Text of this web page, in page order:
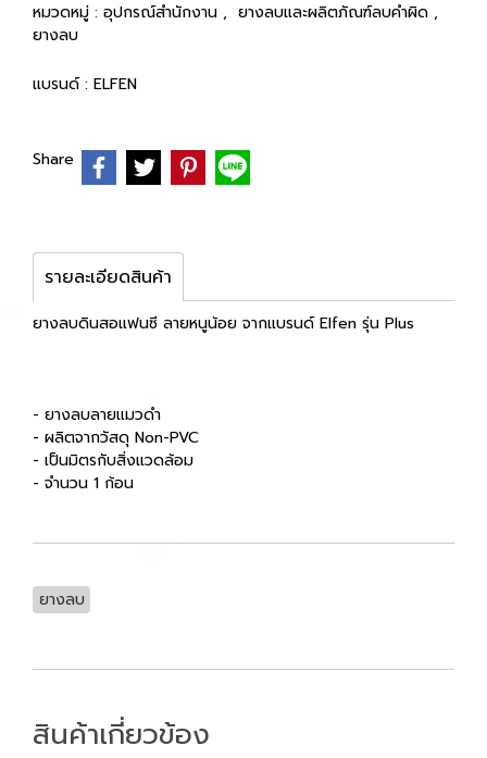
หมวดหมู่ : อุปกรณ์สำนักงาน , ยางลบและผลิตภัณฑ์ลบคำผิด ,
ยางลบ
แบรนด์ : ELFEN
Share
รายละเอียดสินค้า
ยางลบดินสอแฟนซี ลายหนูน้อย จากแบรนด์ Elfen รุ่น Plus
- ยางลบลายแมวดำ
- ผลิตจากวัสดุ Non-PVC
- เป็นมิตรกับสิ่งแวดล้อม
- จำนวน 1 ก้อน
ยางลบ
สินค้าเกี่ยวข้อง